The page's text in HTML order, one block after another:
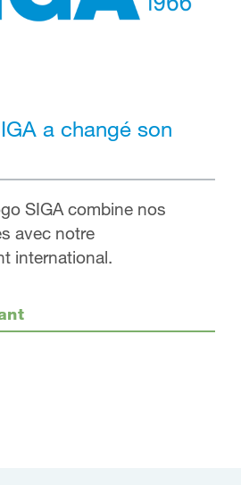
a changé son
SIGA combine nos
avec notre
international.